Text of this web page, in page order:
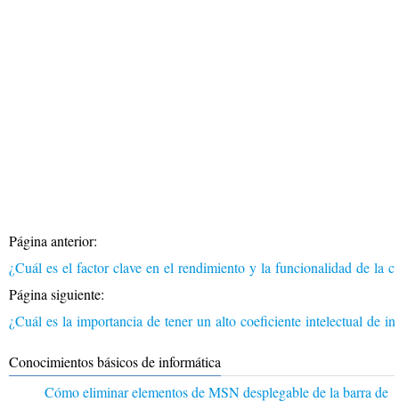
Página anterior:
¿Cuál es el factor clave en el rendimiento y la funcionalidad de la
Página siguiente:
¿Cuál es la importancia de tener un alto coeficiente intelectual de
Conocimientos básicos de informática
Cómo eliminar elementos de MSN desplegable de la barra de